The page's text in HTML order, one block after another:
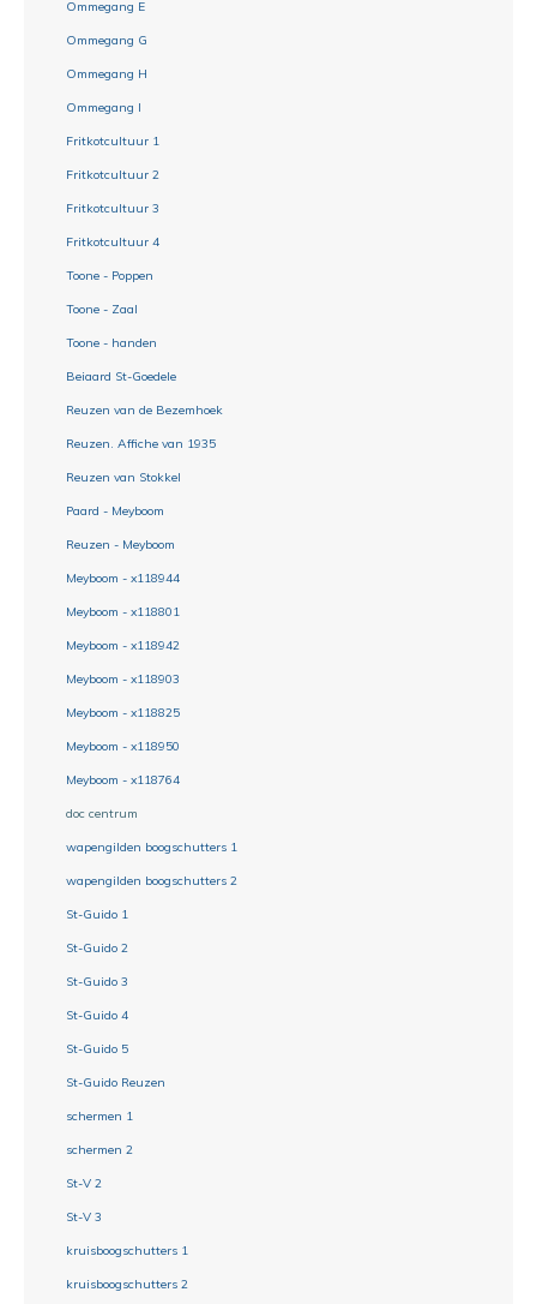
Ommegang E
Ommegang G
Ommegang H
Ommegang I
Fritkotcultuur 1
Fritkotcultuur 2
Fritkotcultuur 3
Fritkotcultuur 4
Toone - Poppen
Toone - Zaal
Toone - handen
Beiaard St-Goedele
Reuzen van de Bezemhoek
Reuzen. Affiche van 1935
Reuzen van Stokkel
Paard - Meyboom
Reuzen - Meyboom
Meyboom - x118944
Meyboom - x118801
Meyboom - x118942
Meyboom - x118903
Meyboom - x118825
Meyboom - x118950
Meyboom - x118764
doc centrum
wapengilden boogschutters 1
wapengilden boogschutters 2
St-Guido 1
St-Guido 2
St-Guido 3
St-Guido 4
St-Guido 5
St-Guido Reuzen
schermen 1
schermen 2
St-V 2
St-V 3
kruisboogschutters 1
kruisboogschutters 2